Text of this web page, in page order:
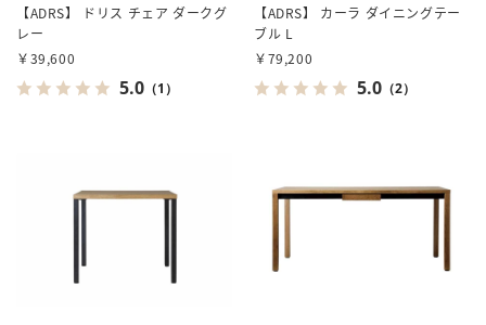
【ADRS】 ドリス チェア ダークグ
レー
￥39,600
5.0 （1）
【ADRS】 カーラ ダイニングテー
ブル L
￥79,200
5.0 （2）